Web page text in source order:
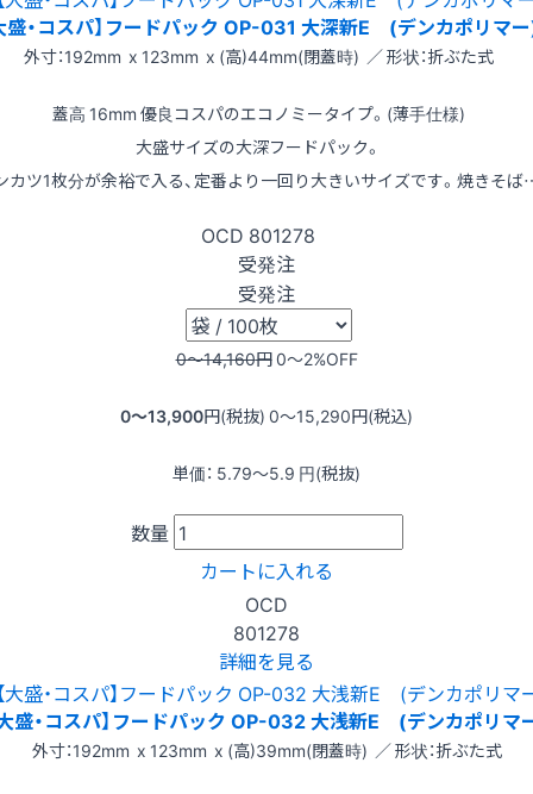
盛・コスパ】フードパック OP-031 大深新E (デンカポリマ
外寸：192mm x 123mm x (高)44mm(閉蓋時) ／ 形状：折ぶた式
蓋高 16mm 優良コスパのエコノミータイプ。(薄手仕様)
大盛サイズの大深フードパック。
カツ1枚分が余裕で入る、定番より一回り大きいサイズです。焼きそ
OCD 801278
受発注
受発注
0〜14,160円0〜2%OFF
0〜13,900円(税抜) 0〜15,290円(税込)
単価： 5.79〜5.9 円(税抜)
数量
カートに入れる
OCD
801278
詳細を見る
盛・コスパ】フードパック OP-032 大浅新E (デンカポリマ
外寸：192mm x 123mm x (高)39mm(閉蓋時) ／ 形状：折ぶた式